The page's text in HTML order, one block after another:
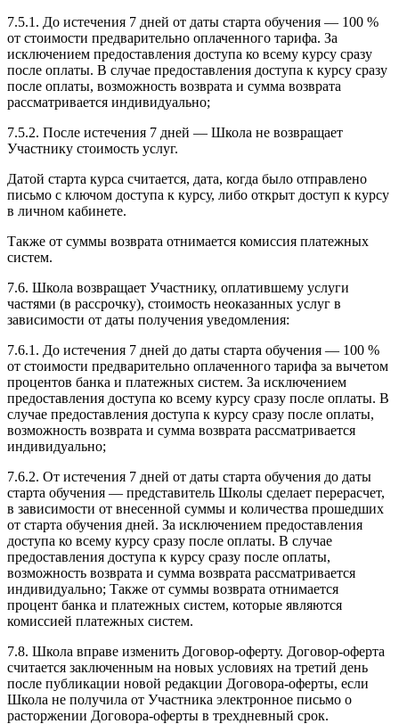
7.5.1. До истечения 7 дней от даты старта обучения — 100 %
от стоимости предварительно оплаченного тарифа. За
исключением предоставления доступа ко всему курсу сразу
после оплаты. В случае предоставления доступа к курсу сразу
после оплаты, возможность возврата и сумма возврата
рассматривается индивидуально;
7.5.2. После истечения 7 дней — Школа не возвращает
Участнику стоимость услуг.
Датой старта курса считается, дата, когда было отправлено
письмо с ключом доступа к курсу, либо открыт доступ к курсу
в личном кабинете.
Также от суммы возврата отнимается комиссия платежных
систем.
7.6. Школа возвращает Участнику, оплатившему услуги
частями (в рассрочку), стоимость неоказанных услуг в
зависимости от даты получения уведомления:
7.6.1. До истечения 7 дней до даты старта обучения — 100 %
от стоимости предварительно оплаченного тарифа за вычетом
процентов банка и платежных систем. За исключением
предоставления доступа ко всему курсу сразу после оплаты. В
случае предоставления доступа к курсу сразу после оплаты,
возможность возврата и сумма возврата рассматривается
индивидуально;
7.6.2. От истечения 7 дней от даты старта обучения до даты
старта обучения — представитель Школы сделает перерасчет,
в зависимости от внесенной суммы и количества прошедших
от старта обучения дней. За исключением предоставления
доступа ко всему курсу сразу после оплаты. В случае
предоставления доступа к курсу сразу после оплаты,
возможность возврата и сумма возврата рассматривается
индивидуально; Также от суммы возврата отнимается
процент банка и платежных систем, которые являются
комиссией платежных систем.
7.8. Школа вправе изменить Договор-оферту. Договор-оферта
считается заключенным на новых условиях на третий день
после публикации новой редакции Договора-оферты, если
Школа не получила от Участника электронное письмо о
расторжении Договора-оферты в трехдневный срок.